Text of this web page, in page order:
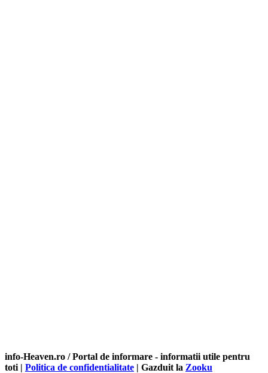
info-Heaven.ro / Portal de informare - informatii utile pentru
toti | Politica de confidentialitate | Gazduit la Zooku